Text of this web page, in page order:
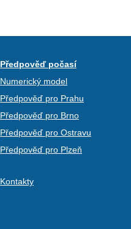
Předpověď počasí
Numerický model
Předpověď pro Prahu
Předpověď pro Brno
Předpověď pro Ostravu
Předpověď pro Plzeň
Kontakty